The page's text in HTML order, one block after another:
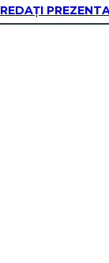
REDAȚI